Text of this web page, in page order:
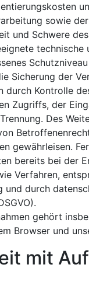
sowie
und Schwere
Sicherung der
Kontrolle
Zugriffs, der
Des
gewährleisen.
bereits bei der
Verfahren,
und durch
gehört
Browser und
mit